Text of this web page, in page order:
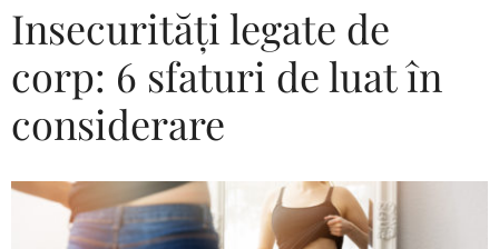
Insecurități legate de
corp: 6 sfaturi de luat în
considerare